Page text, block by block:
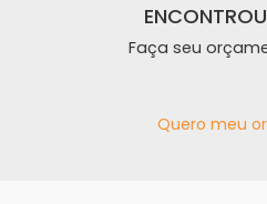
Faça seu
Quero meu